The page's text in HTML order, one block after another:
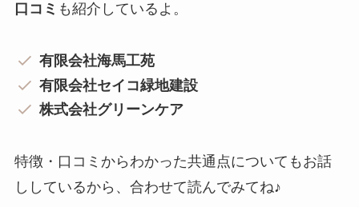
口コミ も紹介しているよ。
有限会社海馬工苑
有限会社セイコ緑地建設
株式会社グリーンケア
特徴・口コミからわかった共通点についてもお話
ししているから、合わせて読んでみてね♪